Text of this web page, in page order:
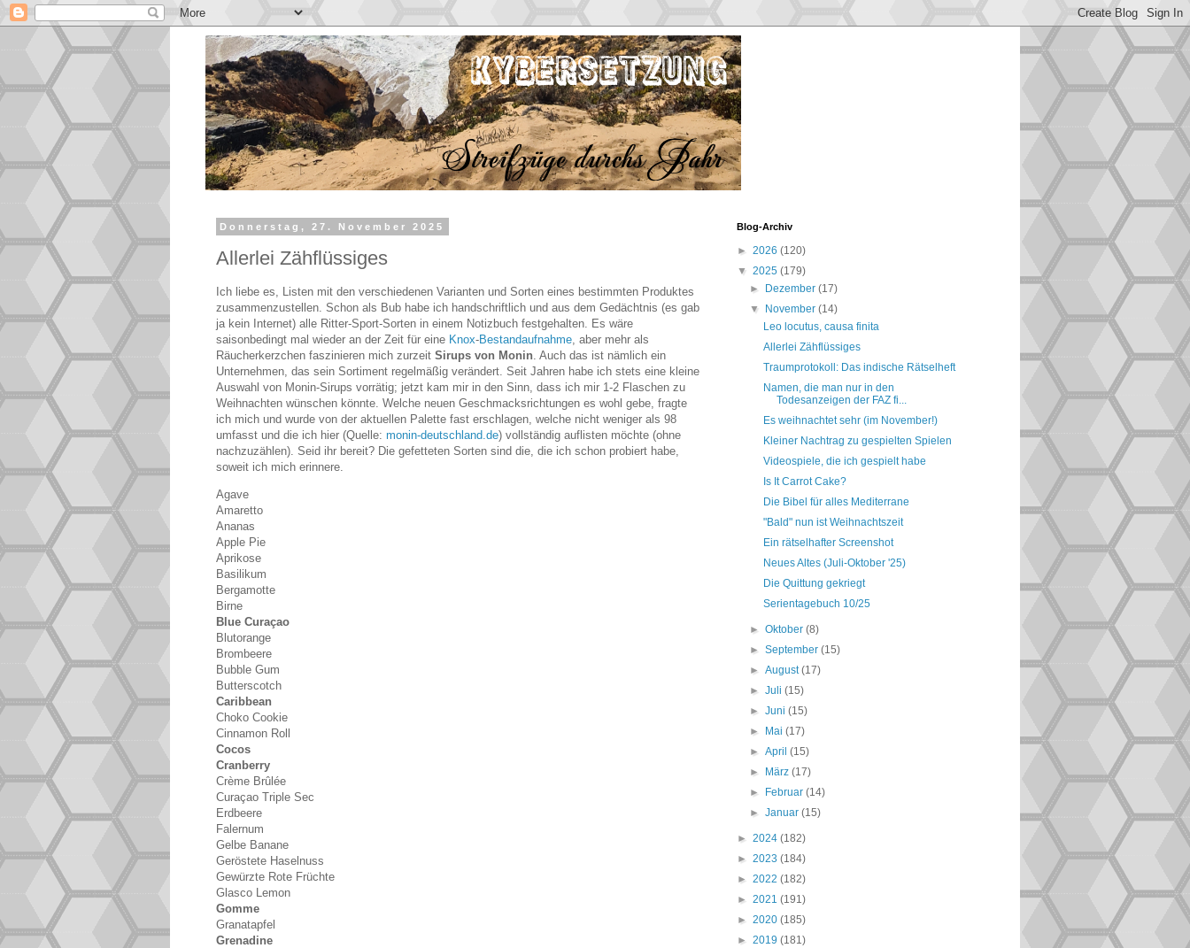
Donnerstag, 27. November 2025
Allerlei Zähflüssiges
Ich liebe es, Listen mit den verschiedenen Varianten und Sorten eines bestimmten Produktes
zusammenzustellen. Schon als Bub habe ich handschriftlich und aus dem Gedächtnis (es gab
ja kein Internet) alle Ritter-Sport-Sorten in einem Notizbuch festgehalten. Es wäre
saisonbedingt mal wieder an der Zeit für eine Knox-Bestandaufnahme , aber mehr als
Räucherkerzchen faszinieren mich zurzeit Sirups von Monin . Auch das ist nämlich ein
Unternehmen, das sein Sortiment regelmäßig verändert. Seit Jahren habe ich stets eine kleine
Auswahl von Monin-Sirups vorrätig; jetzt kam mir in den Sinn, dass ich mir 1-2 Flaschen zu
Weihnachten wünschen könnte. Welche neuen Geschmacksrichtungen es wohl gebe, fragte
ich mich und wurde von der aktuellen Palette fast erschlagen, welche nicht weniger als 98
umfasst und die ich hier (Quelle: monin-deutschland.de) vollständig auflisten möchte (ohne
nachzuzählen). Seid ihr bereit? Die gefetteten Sorten sind die, die ich schon probiert habe,
soweit ich mich erinnere.
Agave
Amaretto
Ananas
Apple Pie
Aprikose
Basilikum
Bergamotte
Birne
Blue Curaçao
Blutorange
Brombeere
Bubble Gum
Butterscotch
Caribbean
Choko Cookie
Cinnamon Roll
Cocos
Cranberry
Crème Brûlée
Curaçao Triple Sec
Erdbeere
Falernum
Gelbe Banane
Geröstete Haselnuss
Gewürzte Rote Früchte
Glasco Lemon
Gomme
Granatapfel
Grenadine
Blog-Archiv
► 2026 (120)
▼ 2025 (179)
►
Dezember(17)
▼
November(14)
Leo locutus, causa finita
Allerlei Zähflüssiges
Traumprotokoll: Das indische Rätselheft
Namen, die man nur in den
Todesanzeigen der FAZ fi...
Es weihnachtet sehr (im November!)
Kleiner Nachtrag zu gespielten Spielen
Videospiele, die ich gespielt habe
Is It Carrot Cake?
Die Bibel für alles Mediterrane
"Bald" nun ist Weihnachtszeit
Ein rätselhafter Screenshot
Neues Altes (Juli-Oktober '25)
Die Quittung gekriegt
Serientagebuch 10/25
►Oktober(8)
►September(15)
►August(17)
►Juli(15)
►Juni(15)
►
Mai(17)
►April(15)
►
März(17)
►
Februar(14)
►Januar(15)
► 2024 (182)
► 2023 (184)
► 2022 (182)
► 2021 (191)
► 2020 (185)
► 2019 (181)